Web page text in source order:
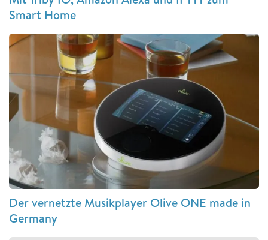
Smart Home
Der vernetzte Musikplayer Olive ONE made in
Germany